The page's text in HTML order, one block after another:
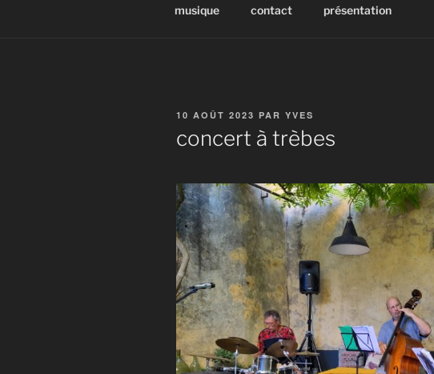
musique contact présentation
PUBLIÉ
10 AOÛT 2023 PAR YVES
concert à trèbes